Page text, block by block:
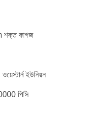
শক্ত কাগজ
ইউনিয়ন
পিসি